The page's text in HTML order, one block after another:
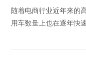
由
随着电商行业近年来的
用车数量上也在逐年快